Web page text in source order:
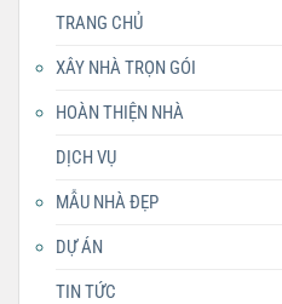
TRANG CHỦ
XÂY NHÀ TRỌN GÓI
HOÀN THIỆN NHÀ
DỊCH VỤ
MẪU NHÀ ĐẸP
DỰ ÁN
TIN TỨC